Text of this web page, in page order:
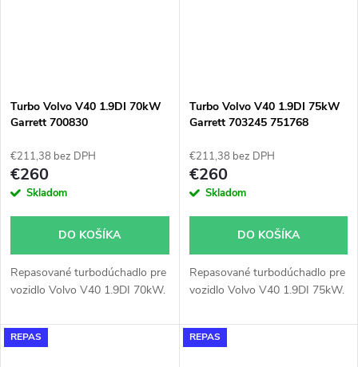
Turbo Volvo V40 1.9DI 70kW
Garrett 700830
€211,38 bez DPH
€260
Skladom
DO KOŠÍKA
Repasované turbodúchadlo pre
vozidlo Volvo V40 1.9DI 70kW.
Turbo Volvo V40 1.9DI 75kW
Garrett 703245 751768
€211,38 bez DPH
€260
Skladom
DO KOŠÍKA
Repasované turbodúchadlo pre
vozidlo Volvo V40 1.9DI 75kW.
REPAS REPAS